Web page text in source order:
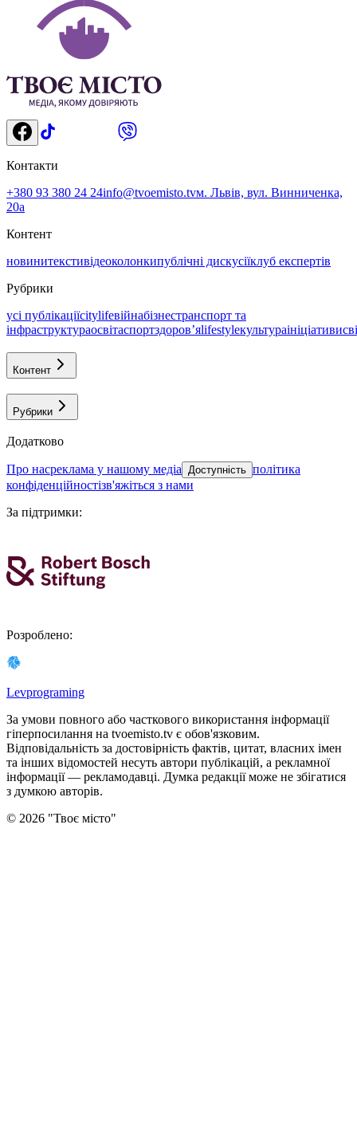
Контакти
+380 93 380 24 24info@tvoemisto.tvм. Львів, вул. Винниченка,
20а
Контент
новинитекстивідеоколонкипублічні дискусіїклуб експертів
Рубрики
усі публікаціїcitylifeвійнабізнестранспорт та
інфраструктураосвітаспортздоровʼяlifestyleкультураініціативи
Контент
Рубрики
Додатково
про насреклама у нашому медіа Доступність політика
конфіденційностізв'яжіться з нами
За підтримки:
Розроблено:
Levprograming
За умови повного або часткового використання iнформацiї
гіперпосилання на tvoemisto.tv є обов'язковим.
Відповідальність за достовірність фактів, цитат, власних імен
та інших відомостей несуть автори публікацій, а рекламної
інформації — рекламодавці. Думка редакцiї може не збiгатися
з думкою авторiв.
© 2026 "Твоє місто"